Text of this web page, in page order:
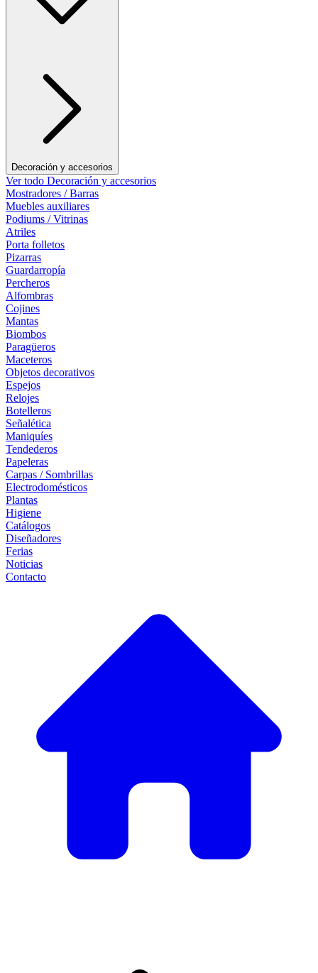
Decoración y accesorios
Ver todo Decoración y accesorios
Mostradores / Barras
Muebles auxiliares
Podiums / Vitrinas
Atriles
Porta folletos
Pizarras
Guardarropía
Percheros
Alfombras
Cojines
Mantas
Biombos
Paragüeros
Maceteros
Objetos decorativos
Espejos
Relojes
Botelleros
Señalética
Maniquíes
Tendederos
Papeleras
Carpas / Sombrillas
Electrodomésticos
Plantas
Higiene
Catálogos
Diseñadores
Ferias
Noticias
Contacto